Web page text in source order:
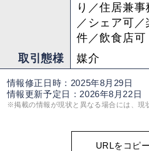
「田中一村記念美術館」で
海や森、文化も揃っていま
奄美大島のなかでも観光と
く、
り／住居兼
／シェア可
件／飲食店可
取引態様
媒介
情報修正日時：2025年8月29日
情報更新予定日：2026年8月22日
※掲載の情報が現状と異なる場合には、現
URLをコピー